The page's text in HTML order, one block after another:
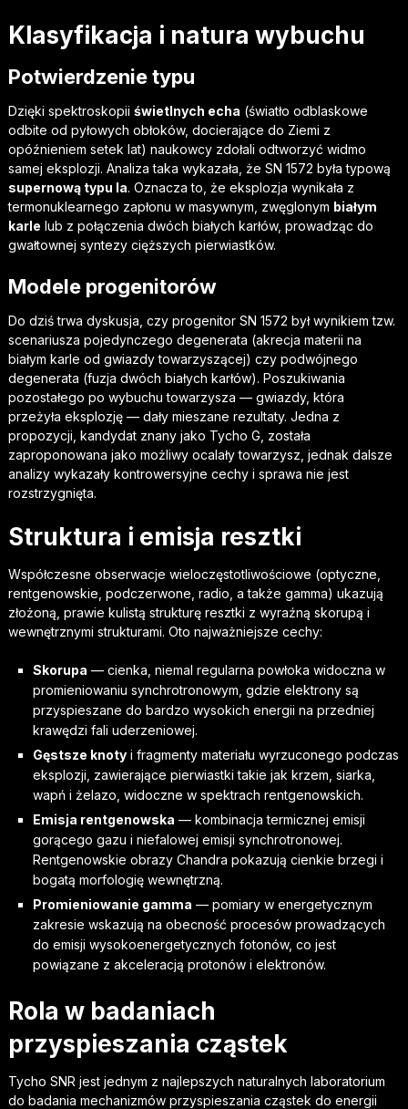
Klasyfikacja i natura wybuchu
Potwierdzenie typu
Dzięki spektroskopii świetlnych echa (światło odblaskowe
odbite od pyłowych obłoków, docierające do Ziemi z
opóźnieniem setek lat) naukowcy zdołali odtworzyć widmo
samej eksplozji. Analiza taka wykazała, że SN 1572 była typową
supernową typu Ia. Oznacza to, że eksplozja wynikała z
termonuklearnego zapłonu w masywnym, zwęglonym białym
karle lub z połączenia dwóch białych karłów, prowadząc do
gwałtownej syntezy cięższych pierwiastków.
Modele progenitorów
Do dziś trwa dyskusja, czy progenitor SN 1572 był wynikiem tzw.
scenariusza pojedynczego degenerata (akrecja materii na
białym karle od gwiazdy towarzyszącej) czy podwójnego
degenerata (fuzja dwóch białych karłów). Poszukiwania
pozostałego po wybuchu towarzysza — gwiazdy, która
przeżyła eksplozję — dały mieszane rezultaty. Jedna z
propozycji, kandydat znany jako Tycho G, została
zaproponowana jako możliwy ocalały towarzysz, jednak dalsze
analizy wykazały kontrowersyjne cechy i sprawa nie jest
rozstrzygnięta.
Struktura i emisja resztki
Współczesne obserwacje wieloczęstotliwościowe (optyczne,
rentgenowskie, podczerwone, radio, a także gamma) ukazują
złożoną, prawie kulistą strukturę resztki z wyraźną skorupą i
wewnętrznymi strukturami. Oto najważniejsze cechy:
Skorupa — cienka, niemal regularna powłoka widoczna w
promieniowaniu synchrotronowym, gdzie elektrony są
przyspieszane do bardzo wysokich energii na przedniej
krawędzi fali uderzeniowej.
Gęstsze knotyi fragmenty materiału wyrzuconego podczas
eksplozji, zawierające pierwiastki takie jak krzem, siarka,
wapń i żelazo, widoczne w spektrach rentgenowskich.
Emisja rentgenowska — kombinacja termicznej emisji
gorącego gazu i niefalowej emisji synchrotronowej.
Rentgenowskie obrazy Chandra pokazują cienkie brzegi i
bogatą morfologię wewnętrzną.
Promieniowanie gamma — pomiary w energetycznym
zakresie wskazują na obecność procesów prowadzących
do emisji wysokoenergetycznych fotonów, co jest
powiązane z akceleracją protonów i elektronów.
Rola w badaniach
przyspieszania cząstek
Tycho SNR jest jednym z najlepszych naturalnych laboratorium
do badania mechanizmów przyspieszania cząstek do energii